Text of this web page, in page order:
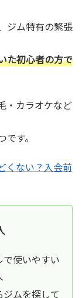
ジム特有の緊張
た初心者の方で
・カラオケなど
す。
くない？入会前
使いやすい
ムを探して